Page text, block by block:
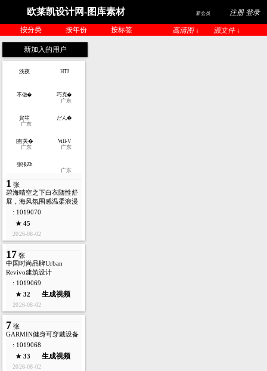
欧莱凯设计网-图库素材 新会员 注册 登录
按分类 按年份 按标签 高清图 ↓ 源文件 ↓
新加入的用户
浅夜 HTJ
不做�
巧克�
广东
貟笙
广东
だん�
[有关�
广东
Vill-V
广东
张張Zh
广东
1 张
碧海晴空之下白衣随性舒
展，海风氛围感温柔浪漫
: 1019070
★ 45
2026-08-02
17 张
中国时尚品牌Urban
Revivo建筑设计
: 1019069
★ 32
生成视频
2026-08-02
7 张
GARMIN健身可穿戴设备
: 1019068
★ 33
生成视频
2026-08-02